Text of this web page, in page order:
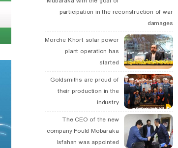
participation in the reconstruction of war
damages
Morche Khort solar power
plant operation has
started
Goldsmiths are proud of
their production in the
industry
The CEO of the new
company Fould Mobaraka
Isfahan was appointed